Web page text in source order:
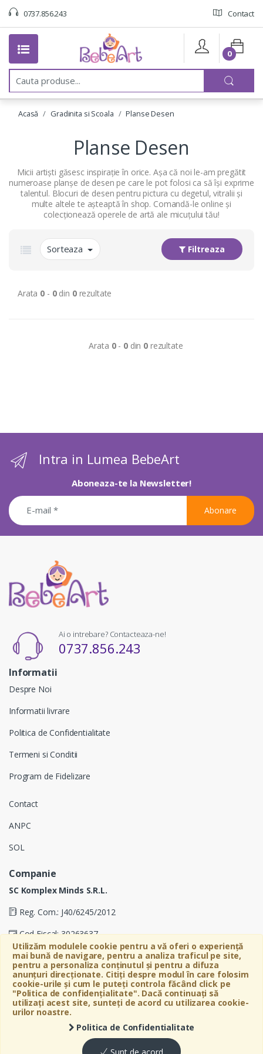
Utilizăm modulele cookie pentru a vă oferi o experiență
mai bună de navigare, pentru a analiza traficul pe site,
pentru a personaliza conținutul și pentru a difuza
anunțuri direcționate. Citiți despre modul în care folosim
cookie-urile și cum le puteți controla făcând click pe
"Politica de confidențialitate". Dacă continuați să
utilizați acest site, sunteți de acord cu utilizarea cookie-
urilor noastre.
Politica de Confidentialitate
Sunt de acord
0737.856.243 Contact
C
u
0
Acasă Gradinita si Scoala Planse Desen
Planse Desen
Micii artiști găsesc inspirație în orice. Așa că noi le-am pregătit
numeroase planșe de desen pe care le pot folosi ca să își exprime
talentul. Blocuri de desen pentru pictura cu degetul, vitralii și
multe altele te așteaptă în shop. Comandă-le online și
colecționează operele de artă ale micuțului tău!
Sorteaza Filtreaza
Arata 0 - 0din 0rezultate
Arata 0- 0din 0 rezultate
Intra in Lumea BebeArt
Aboneaza-te la Newsletter!
Abonare
Ai o intrebare? Contacteaza-ne!
0737.856.243
Informatii
Despre Noi
Informatii livrare
Politica de Confidentialitate
Termeni si Conditii
Program de Fidelizare
Contact
ANPC
SOL
Companie
SC Komplex Minds S.R.L.
Reg. Com.: J40/6245/2012
Cod Fiscal: 30263637
Soseaua Virtutii 19D, Etaj 4, Biroul A, Sector 6, Bucuresti
- All Rights Reserved